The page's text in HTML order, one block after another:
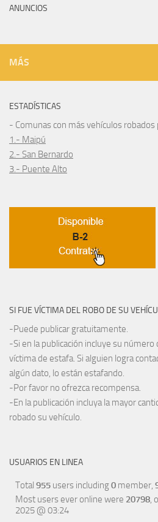
ANUNCIOS
MÁS
ESTADÍSTICAS
- Comunas con más vehículos robados
1.- Maipú
2.- San Bernardo
3.- Puente Alto
SI FUE VÍCTIMA DEL ROBO DE SU
-Puede publicar gratuitamente.
-Si en la publicación incluye su
víctima de estafa. Si alguien logra
algún dato, lo están estafando.
-Por favor no ofrezca recompensa.
-En la publicación incluya la mayor
robado su vehículo.
USUARIOS EN LINEA
Total 955 users including0 member,
Most users ever online were 20798,
2025 @ 03:24